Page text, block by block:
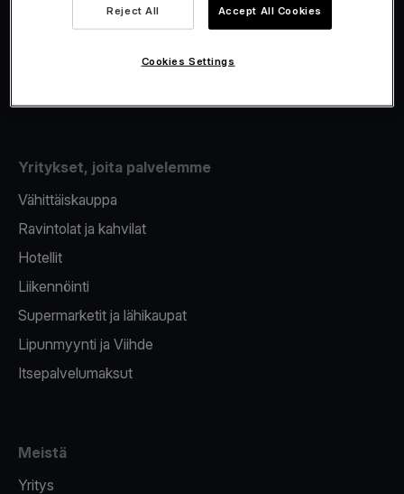
Fiskalisointi
Korttien myöntäminen
Yritykset, joita palvelemme
Vähittäiskauppa
Ravintolat ja kahvilat
Hotellit
Liikennöinti
Supermarketit ja lähikaupat
Lipunmyynti ja Viihde
Itsepalvelumaksut
Meistä
Yritys
Reject All Accept All Cookies
Cookies Settings